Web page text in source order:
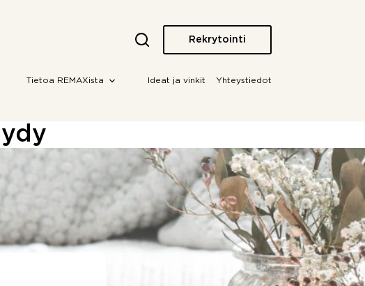
Rekrytointi
Tietoa REMAXista Ideat ja vinkit Yhteystiedot